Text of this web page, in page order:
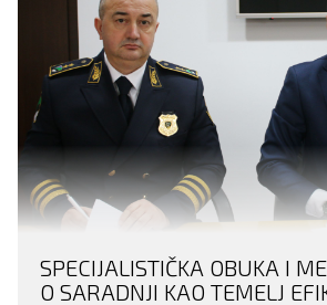
SPECIJALISTIČKA OBUKA I
O SARADNJI KAO TEMELJ